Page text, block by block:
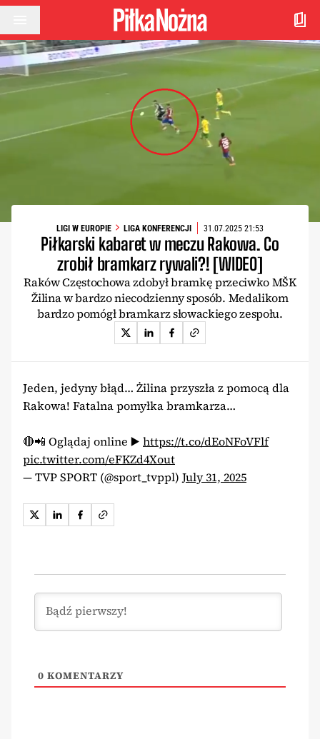
Przejdź do treści
LIGI W EUROPIE LIGA KONFERENCJI 31.07.2025 21:53
Piłkarski kabaret w meczu Rakowa. Co
zrobił bramkarz rywali?! [WIDEO]
Raków Częstochowa zdobył bramkę przeciwko MŠK
Žilina w bardzo niecodzienny sposób. Medalikom
bardzo pomógł bramkarz słowackiego zespołu.
Jeden, jedyny błąd… Żilina przyszła z pomocą dla
Rakowa! Fatalna pomyłka bramkarza…
🔴📲 Oglądaj online ▶️ https://t.co/dEoNFoVFlf
pic.twitter.com/eFKZd4Xout
— TVP SPORT (@sport_tvppl) July 31, 2025
0 KOMENTARZY